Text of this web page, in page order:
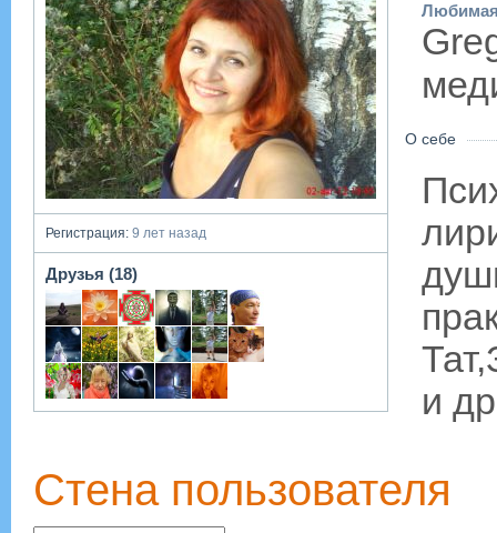
Регистрация:9 лет назад
Друзья (18)
О себе
и
Стена пользователя